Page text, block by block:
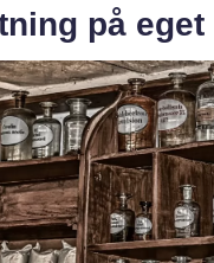
på eget